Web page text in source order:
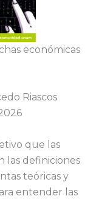
económicas
Riascos
que las
las definiciones
teóricas y
entender las